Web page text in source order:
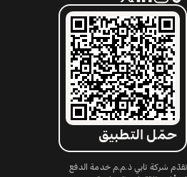
حمّل التطبيق
تقدّم شركة تابي ذ.م.م خدمة الدفع